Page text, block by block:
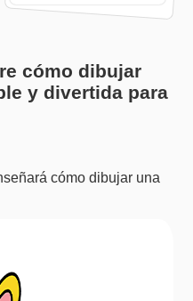
cómo dibujar
y divertida para
cómo dibujar una